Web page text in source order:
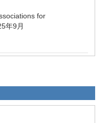
for
年9月